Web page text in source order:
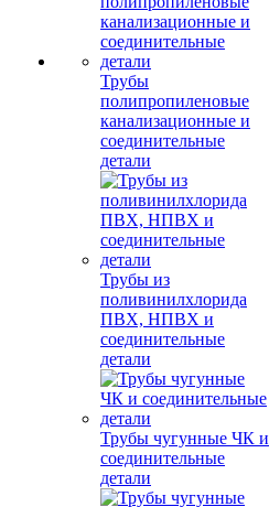
Трубы
полипропиленовые
канализационные и
соединительные
детали
Трубы из
поливинилхлорида
ПВХ, НПВХ и
соединительные
детали
Трубы чугунные ЧК и
соединительные
детали